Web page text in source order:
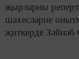
җырларны
шәхесләрне
җиткерде Зәйнәб